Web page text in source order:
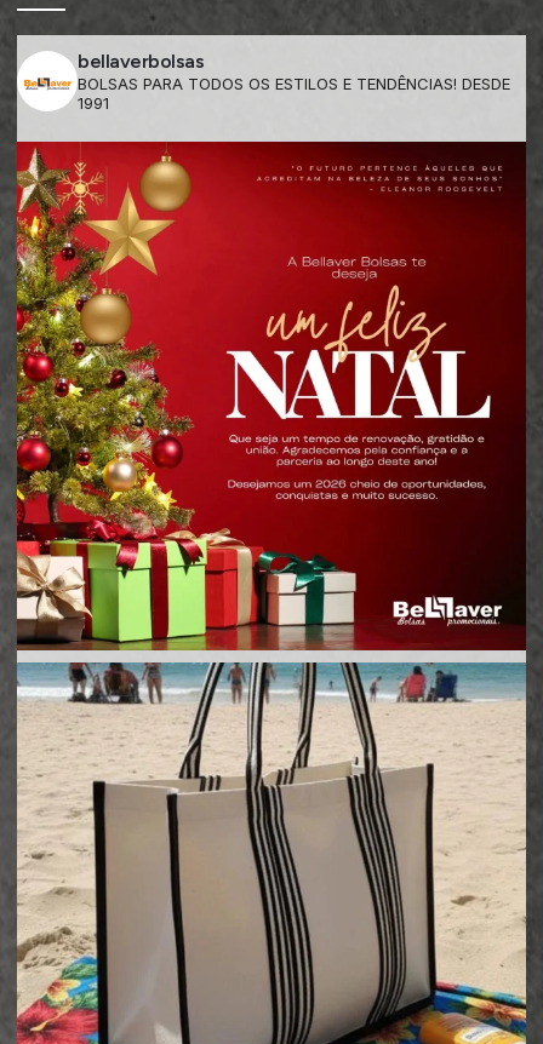
bellaverbolsas
BOLSAS PARA TODOS OS ESTILOS E TENDÊNCIAS! DESDE
1991